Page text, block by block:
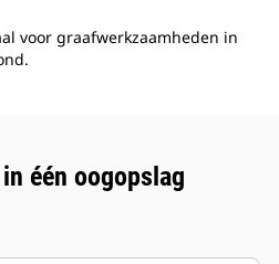
voor graafwerkzaamheden in
één oogopslag